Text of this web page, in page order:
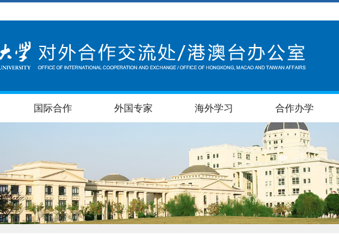
国际合作 外国专家 海外学习 合作办学